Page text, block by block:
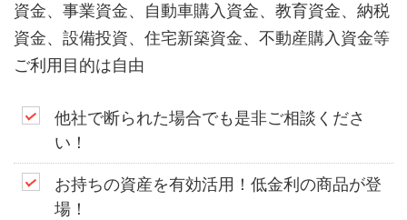
資金、事業資金、自動車購入資金、教育資金、納税
資金、設備投資、住宅新築資金、不動産購入資金等
ご利用目的は自由
他社で断られた場合でも是非ご相談くださ
い！
お持ちの資産を有効活用！低金利の商品が登
場！